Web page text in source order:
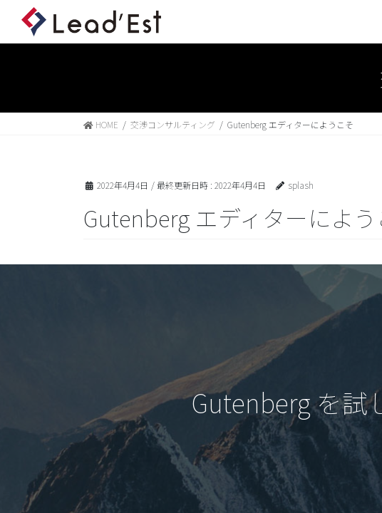
HOME 交渉コンサルティング Gutenberg エディターにようこそ
2022年4月4日 / 最終更新日時 : 2022年4月4日 splash
Gutenberg エディターによう
Gutenberg を試